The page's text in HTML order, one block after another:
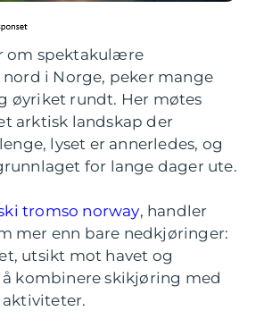
om spektakulære
i Norge, peker mange
øyriket rundt. Her møtes
arktisk landskap der
lyset er annerledes, og
for lange dager ute.
tromso norway, handler
mer enn bare nedkjøringer:
utsikt mot havet og
kombinere skikjøring med